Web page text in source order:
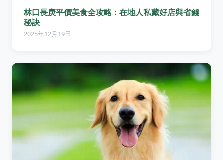
林口長庚平價美食全攻略：在地人私藏好店與省錢
秘訣
2025年12月19日